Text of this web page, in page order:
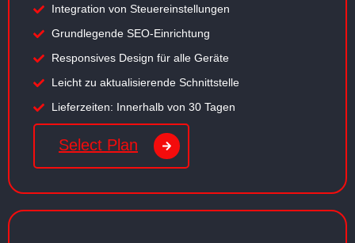
Integration von Steuereinstellungen
Grundlegende SEO-Einrichtung
Responsives Design für alle Geräte
Leicht zu aktualisierende Schnittstelle
Lieferzeiten: Innerhalb von 30 Tagen
Select Plan